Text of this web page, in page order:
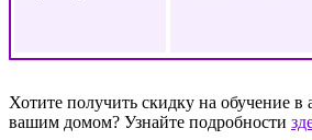
Хотите получить скидку на обучение в
вашим домом? Узнайте подробности